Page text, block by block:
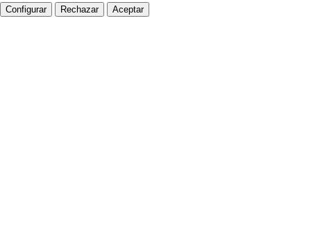
Configurar Rechazar Aceptar